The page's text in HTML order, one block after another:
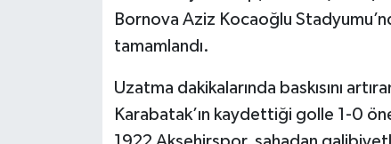
Bornova Aziz Kocaoğlu
tamamlandı.
Uzatma dakikalarında baskısını
Karabatak’ın kaydettiği golle 1-0